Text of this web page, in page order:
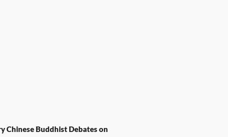
Chinese Buddhist Debates on